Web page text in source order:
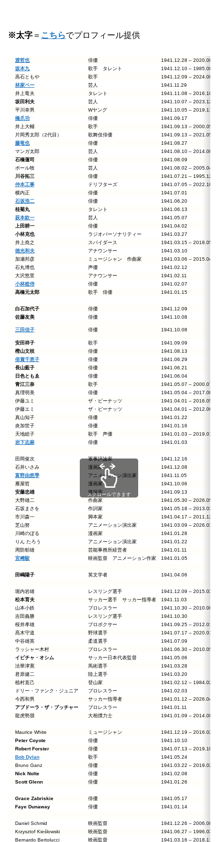
※太字 ＝ こちらでプロフィール提供
渡哲也 俳優
1941.12.28 –
坂本九
歌手 タレント
1941.12.10 –
高石ともや
歌手
1941.12.09 –
林家ペー
芸人
1941.11.29
井上竜夫
タレント
1941.11.08 –
坂田利夫
芸人
1941.10.07 –
平川幸男
Wヤング
1941.10.05 –
橋爪功
俳優
1941.09.17
井上大輔
歌手
1941.09.13 –
片岡秀太郎（2代目）
歌舞伎俳優
1941.09.13 –
藤竜也
俳優
1941.08.27
マンガ太郎
芸人
1941.08.10 –
石橋蓮司
俳優
1941.08.09
ポール牧
芸人
1941.08.02 –
川谷拓三
俳優
1941.07.21 –
仲本工事
ドリフターズ
1941.07.05 –
横内正
俳優
1941.07.01
石坂浩二
俳優
1941.06.20
桂菊丸
タレント
1941.06.13
萩本欽一
芸人
1941.05.07
上田耕一
俳優
1941.04.02
小林克也
ラジオパーソナリティー
1941.03.27
井上堯之
スパイダース
1941.03.15 –
徳光和夫
アナウンサー
1941.03.10
加瀬邦彦
ミュージシャン 作曲家
1941.03.06 –
石丸博也
声優
1941.02.12
大沢悠里
アナウンサー
1941.02.11
小林稔侍
俳優
1941.02.07
高橋元太郎
歌手 俳優 1941.01.15
白石加代子 俳優
1941.12.09
佐藤友美
俳優 1941.10.08
三田佳子 俳優 1941.10.08
安田祥子 歌手
1941.09.09
樫山文枝
俳優
1941.08.13
倍賞千恵子
俳優
1941.06.29
長山藍子
俳優
1941.06.21
日色ともゑ
俳優
1941.06.04
青江三奈
歌手
1941.05.07 –
真理明美
俳優
1941.05.04 –
伊藤ユミ
ザ・ピーナッツ
1941.04.01 –
伊藤エミ
ザ・ピーナッツ
1941.04.01 –
真山知子
俳優
1941.01.22
炎加世子
俳優
1941.01.16
天地総子
歌手 声優
1941.01.03 –
岩下志麻
俳優 1941.01.03
田岡俊次 軍事評論家
1941.12.16
石井いさみ
漫画家
1941.12.08
富野由悠季
アニメーション演出家
1941.11.05
雁屋哲
漫画家
1941.10.06
安藤忠雄
建築家
1941.09.13
大野雄二
作曲家
1941.05.30 –
石坂まさを
作詞家
1941.05.18 –
市川森一
脚本家
1941.04.17 –
芝山努
アニメーション演出家
1941.03.09 –
川崎のぼる
漫画家
1941.01.28
りん たろう
アニメーション演出家
1941.01.22
周防郁雄
芸能事務所経営者
1941.01.11
宮﨑駿
映画監督 アニメーション作家 1941.01.05
田嶋陽子 英文学者 1941.04.06
堀内岩雄 レスリング選手
1941.12.09 –
松本育夫
サッカー選手 サッカー指導者
1941.11.03
山本小鉄
プロレスラー
1941.10.30 –
吉田義勝
レスリング選手
1941.10.30
桜井孝雄
プロボクサー
1941.09.25 –
髙木守道
野球選手
1941.07.17 –
中谷雄英
柔道選手
1941.07.09
ラッシャー木村
プロレスラー
1941.06.30 –
イビチャ・オシム
サッカー日本代表監督
1941.05.06
法華津寛
馬術選手
1941.03.28
君原健二
陸上選手
1941.03.20
植村直己
登山家
1941.02.12 –
ドリー・ファンク・ジュニア
プロレスラー
1941.02.03
今西和男
サッカー指導者
1941.01.12 –
アブドーラ・ザ・ブッチャー
プロレスラー
1941.01.11
龍虎勢朋
大相撲力士 1941.01.09 –
Maurice White ミュージシャン
1941.12.19 –
Peter Coyote
俳優
1941.10.10
Robert Forster
俳優
1941.07.13 –
Bob Dylan
歌手
1941.05.24
Bruno Ganz
俳優
1941.03.22 –
Nick Nolte
俳優
1941.02.08
Scott Glenn
俳優 1941.01.26
Grace Zabriskie 俳優
1941.05.17
Faye Dunaway
俳優 1941.01.14
Daniel Schmid 映画監督
1941.12.26 –
Krzysztof Kieślowski
映画監督
1941.06.27 –
Bernardo Bertolucci
映画監督 1941.03.16 –
スクロールできます